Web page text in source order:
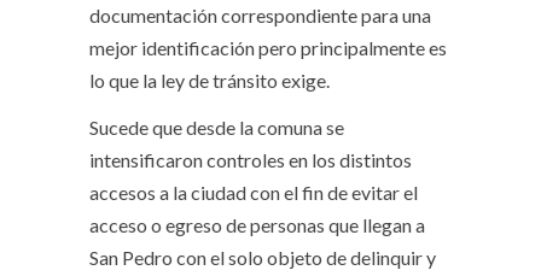
documentación correspondiente para una
mejor identificación pero principalmente es
lo que la ley de tránsito exige.
Sucede que desde la comuna se
intensificaron controles en los distintos
accesos a la ciudad con el fin de evitar el
acceso o egreso de personas que llegan a
San Pedro con el solo objeto de delinquir y